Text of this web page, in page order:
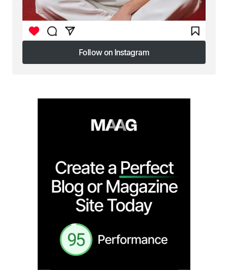
Follow on Instagram
Follow on Instagram